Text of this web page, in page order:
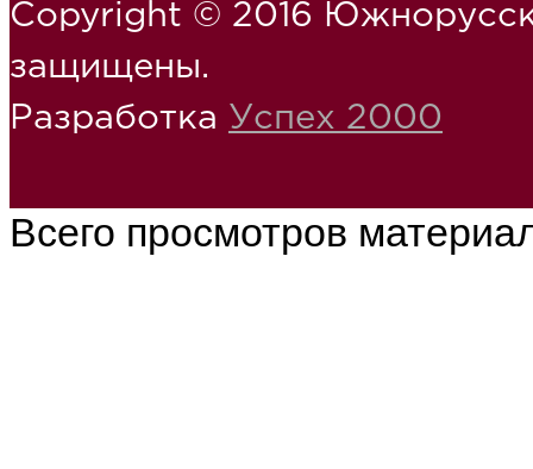
Copyright © 2016
защищены.
Разработка Успех 2000
Всего просмотров